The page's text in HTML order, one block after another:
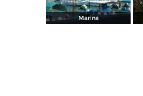
Marina